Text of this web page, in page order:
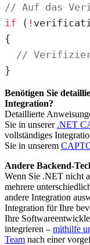
// Auf das
if ( !
{
//
}
Benötigen Sie
Integration?
Detaillierte
Sie in unserer .NET
vollständiges
Sie in unserem
Andere Backend-
Wenn Sie .NET nicht
mehrere
andere Integration
Integration für Ihre
Ihre
integrieren – mithilfe
Team nach einer